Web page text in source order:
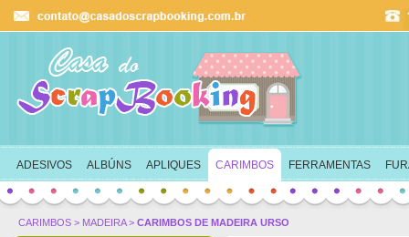
Ok
ADESIVOS ALBÚNS APLIQUES CARIMBOS FERRAMENTAS
CARIMBOS > MADEIRA> CARIMBOS DE MADEIRA URSO